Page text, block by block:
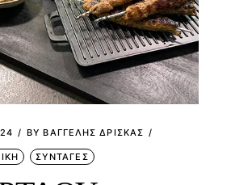
BY ΒΑΓΓΕΛΗΣ ΔΡΙΣΚΑΣ
ΣΥΝΤΑΓΕΣ